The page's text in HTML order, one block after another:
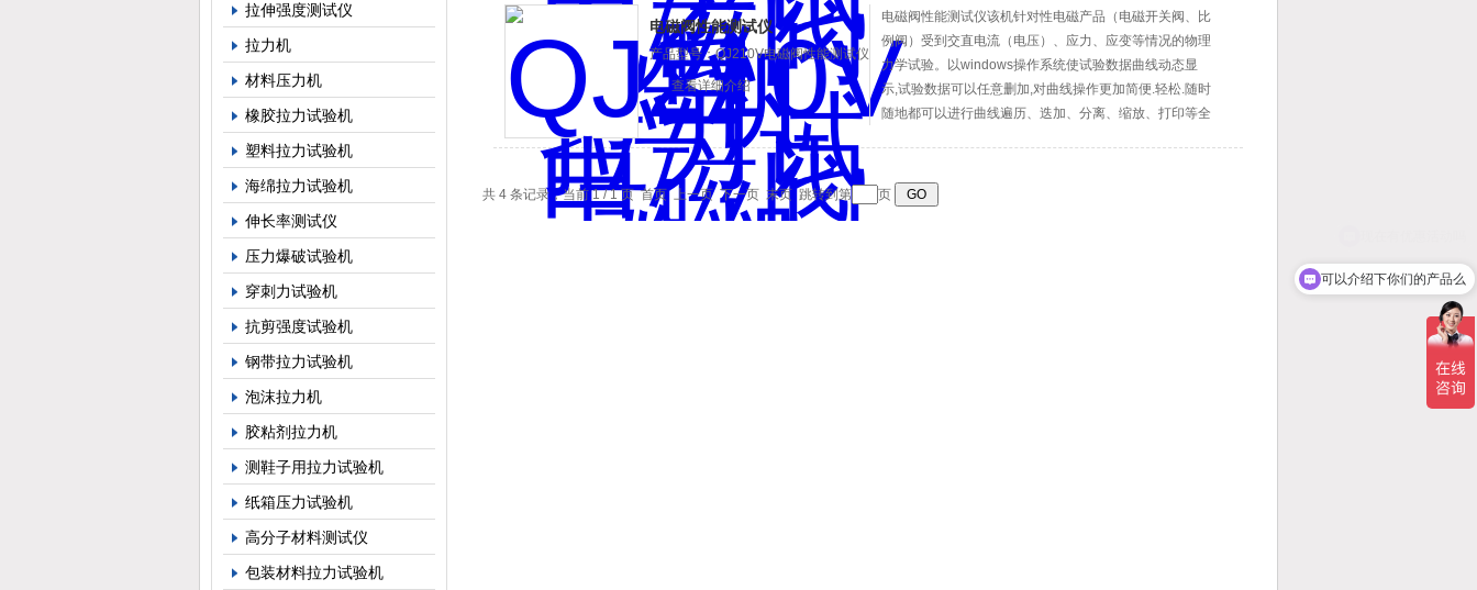
拉伸强度测试仪
拉力机
材料压力机
橡胶拉力试验机
塑料拉力试验机
海绵拉力试验机
伸长率测试仪
压力爆破试验机
穿刺力试验机
抗剪强度试验机
钢带拉力试验机
泡沫拉力机
胶粘剂拉力机
测鞋子用拉力试验机
纸箱压力试验机
高分子材料测试仪
包装材料拉力试验机
电磁阀性能测试仪
产品型号：QJ210V电磁阀性能测试仪
查看详细介绍
电磁阀性能测试仪该机针对性电磁产品（电磁开关阀、比
例阀）受到交直电流（电压）、应力、应变等情况的物理
力学试验。以windows操作系统使试验数据曲线动态显
示,试验数据可以任意删加,对曲线操作更加简便.轻松.随时
随地都可以进行曲线遍历、迭加、分离、缩放、打印等全
共 4 条记录，当前 1 / 1 页 首页 上一页 下一页 末页 跳转到第 页
可以介绍下你们的产品么